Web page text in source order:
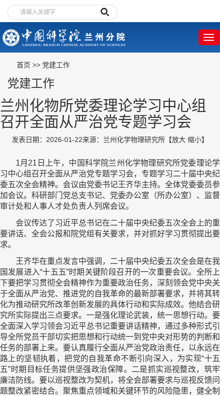
首页 >> 党建工作
党建工作
兰州化物所党委理论学习中心组
召开全面从严治党专题学习会
发表日期：2026-01-22来源：兰州化学物理研究所 【放大 缩小】
1月21日上午，中国科学院兰州化学物理研究所党委理论学
习中心组召开全面从严治党专题学习会，专题学习二十届中央纪
委五次全会精神。会议由党委书记王齐华主持。全体党委委员参
加会议。科研部门党总支书记、党委办公室（所办公室）、监督
审计处和人事人才处负责人列席会议。
会议传达了习近平总书记在二十届中央纪委五次全会上的重
要讲话、全会公报和院党组有关要求，并对抓好学习贯彻提出要
求。
王齐华在重点发言中强调，二十届中央纪委五次全会是在我
国发展进入“十五五”时期关键阶段召开的一次重要会议。全所上
下要把学习贯彻全会精神作为重要政治任务，深刻领会党中央关
于全面从严治党、推进党的自我革命的最新部署要求，并将其转
化为推动研究所改革创新发展的具体行动和实际成效。他结合研
究所实际提出三点要求。一是强化理论武装，统一思想行动。要
全面深入学习领会习近平总书记重要讲话精神，通过多种形式引
导全所党员干部切实把思想和行动统一到党中央对形势的判断和
任务的部署上来。要认真履行全面从严治党政治责任，以永远在
路上的坚韧执着，把党的自我革命不断引向深入，为实现“十五
五”时期目标任务提供坚强政治保障。二是抓实巡视整改，筑牢
廉洁防线。要以巡视整改为契机，将全会部署要求与巡视反馈问
题整改紧密结合。聚焦重点领域和关键环节的风险隐患，健全制